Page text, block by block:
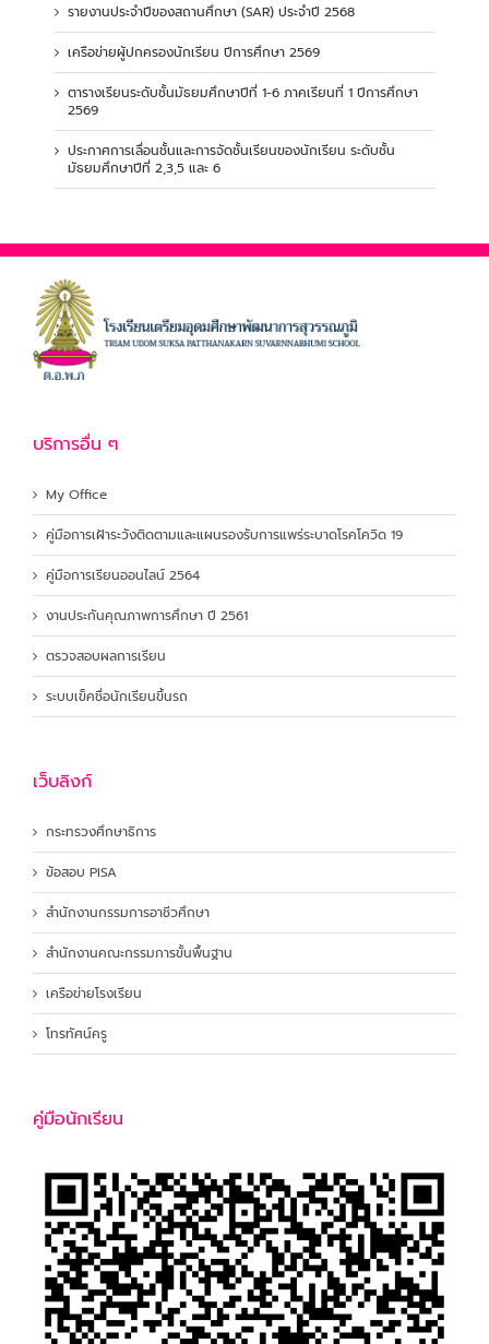
รายงานประจำปีของสถานศึกษา (SAR) ประจำปี 2568
เครือข่ายผู้ปกครองนักเรียน ปีการศึกษา 2569
ตารางเรียนระดับชั้นมัธยมศึกษาปีที่ 1-6 ภาคเรียนที่ 1 ปีการศึกษา
2569
ประกาศการเลื่อนชั้นและการจัดชั้นเรียนของนักเรียน ระดับชั้น
มัธยมศึกษาปีที่ 2,3,5 และ 6
บริการอื่น ๆ
My Office
คู่มือการเฝ้าระวังติดตามและแผนรองรับการแพร่ระบาดโรคโควิด 19
คู่มือการเรียนออนไลน์ 2564
งานประกันคุณภาพการศึกษา ปี 2561
ตรวจสอบผลการเรียน
ระบบเข็คชื่อนักเรียนขึ้นรถ
เว็บลิงก์
กระทรวงศึกษาธิการ
ข้อสอบ PISA
สำนักงานกรรมการอาชีวศึกษา
สำนักงานคณะกรรมการขั้นพื้นฐาน
เครือข่ายโรงเรียน
โทรทัศน์ครู
คู่มือนักเรียน